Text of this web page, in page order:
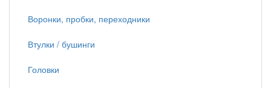
Воронки, пробки, переходники
Втулки / бушинги
Головки